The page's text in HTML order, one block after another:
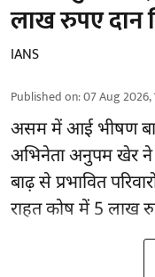
लाख रुपए दान
IANS
Published on:07 Aug 2026,
असम में आई भीषण
अभिनेता अनुपम खेर ने
बाढ़ से प्रभावित
राहत कोष में 5 लाख